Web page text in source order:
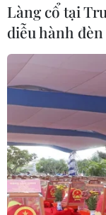
Theo dõi
TIN LIÊN
Làng cổ tại
diễu hành đèn